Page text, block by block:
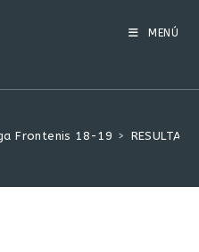
MENÚ
Frontenis 18-19 >